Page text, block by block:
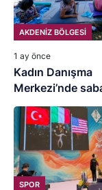
AKDENİZ BÖLGESİ
1 ay önce
Kadın Danışma
Merkezi’nde
sporu
SPOR